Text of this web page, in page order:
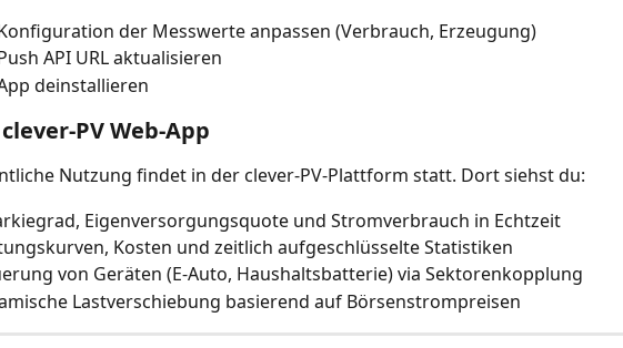
der Messwerte anpassen (Verbrauch, Erzeugung)
API URL aktualisieren
deinstallieren
PV Web-App
Nutzung findet in der clever-PV-Plattform statt. Dort siehst du:
Eigenversorgungsquote und Stromverbrauch in Echtzeit
Kosten und zeitlich aufgeschlüsselte Statistiken
von Geräten (E-Auto, Haushaltsbatterie) via Sektorenkopplung
Lastverschiebung basierend auf Börsenstrompreisen